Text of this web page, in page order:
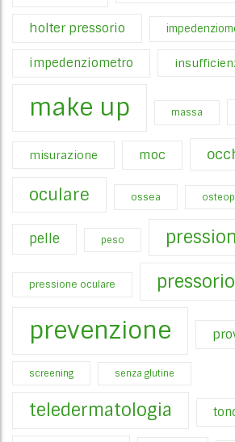
holter pressorio
impedenziometro
make up massa
misurazione moc
oculare ossea
pelle peso
pressione oculare pressorio
prevenzione
screening senza glutine
teledermatologia